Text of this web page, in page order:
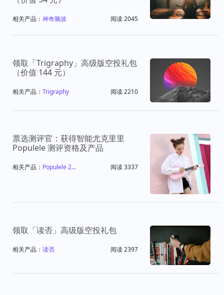
相关产品： 神奇脑波 阅读 2045
领取「Trigraphy」高级版空投礼包
（价值 144 元）
相关产品： Trigraphy 阅读 2210
票选测评官：获得智能尤克里里
Populele 测评资格及产品
相关产品： Populele 2... 阅读 3337
领取「读否」高级版空投礼包
相关产品： 读否 阅读 2397